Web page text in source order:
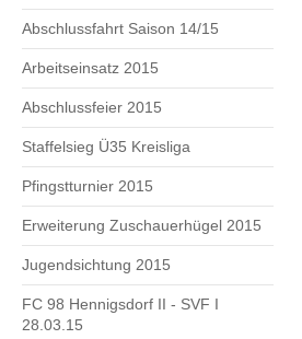
Abschlussfahrt Saison 14/15
Arbeitseinsatz 2015
Abschlussfeier 2015
Staffelsieg Ü35 Kreisliga
Pfingstturnier 2015
Erweiterung Zuschauerhügel 2015
Jugendsichtung 2015
FC 98 Hennigsdorf II - SVF I
28.03.15